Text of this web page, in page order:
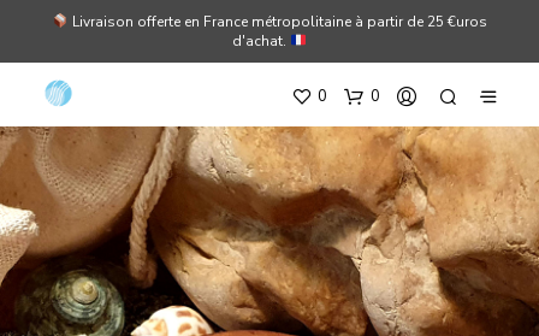
Livraison offerte en France métropolitaine à partir de 25 €uros
d'achat.
0 0